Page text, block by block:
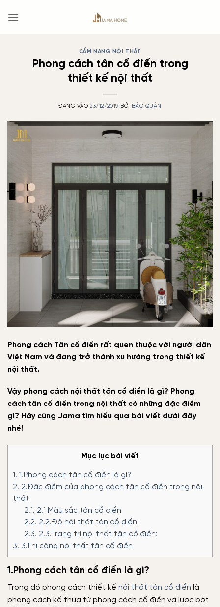
qua
CẨM NANG NỘI THẤT
Phong cách tân cổ điển trong
thiết kế nội thất
ĐĂNG VÀO23/12/2019 BỞI BẢO QUÂN
Phong cách Tân cổ điển rất quen thuộc với người dân
Việt Nam và đang trở thành xu hướng trong thiết kế
nội thất.
Vậy phong cách nội thất tân cổ điển là gì? Phong
cách tân cổ điển trong nội thất có những đặc điểm
gì? Hãy cùng Jama tìm hiểu qua bài viết dưới đây
nhé!
Mục lục bài viết
1. 1.Phong cách tân cổ điển là gì?
2. 2.Đặc điểm của phong cách tân cổ điển trong nội
thất
2.1. 2.1 Màu sắc tân cổ điển
2.2. 2.2.Đồ nội thất tân cổ điển:
2.3. 2.3.Trang trí nội thất tân cổ điển:
3. 3.Thi công nội thất tân cổ điển
1.Phong cách tân cổ điển là gì?
Trong đó phong cách thiết kế nội thất tân cổ điển là
phong cách kế thừa từ phong cách cổ điển và lược bớt